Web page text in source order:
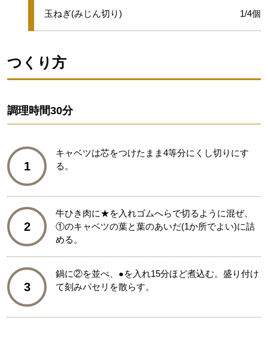
●
玉ねぎ(みじん切り) 1/4個
つくり方
調理時間30分
1
キャベツは芯をつけたまま4等分にくし切りにす
る。
2
牛ひき肉に★を入れゴムへらで切るように混ぜ、
①のキャベツの葉と葉のあいだ(1か所でよい)に詰
める。
3
鍋に②を並べ、●を入れ15分ほど煮込む。盛り付け
て刻みパセリを散らす。